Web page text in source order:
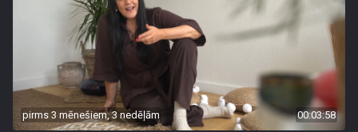
pirms 3 mēnešiem, 3 nedēļām 00:03:58